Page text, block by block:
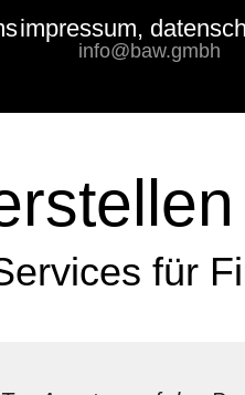
impressum,
info@baw.gmbh
für